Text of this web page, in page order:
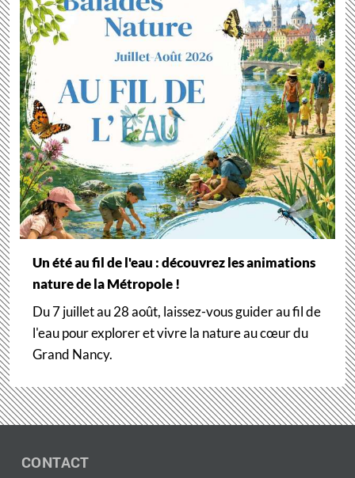
Un été au fil de l'eau : découvrez les animations
nature de la Métropole !
Du 7 juillet au 28 août, laissez-vous guider au fil de
l'eau pour explorer et vivre la nature au cœur du
Grand Nancy.
CONTACT